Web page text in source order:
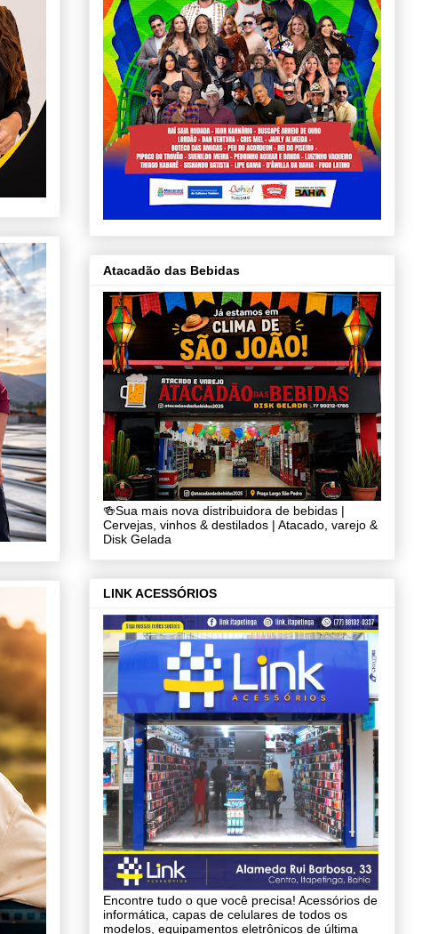
Atacadão das Bebidas
🍻Sua mais nova distribuidora de bebidas |
Cervejas, vinhos & destilados | Atacado, varejo &
Disk Gelada
LINK ACESSÓRIOS
Encontre tudo o que você precisa! Acessórios de
informática, capas de celulares de todos os
modelos, equipamentos eletrônicos de última